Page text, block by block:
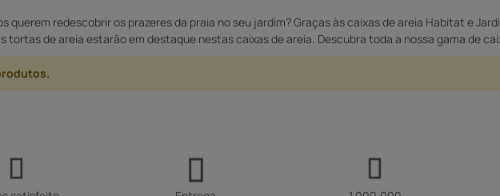
querem redescobrir os prazeres da praia no seu jardim? Graças às caixas de areia Habitat e
tortas de areia estarão em destaque nestas caixas de areia. Descubra toda a nossa gama de